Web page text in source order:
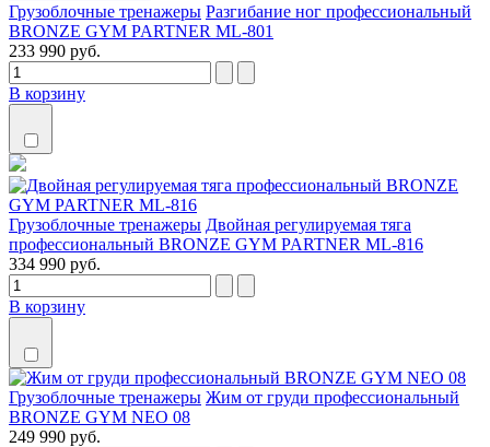
Грузоблочные тренажеры Разгибание ног профессиональный
BRONZE GYM PARTNER ML-801
233 990 руб.
В корзину
Грузоблочные тренажеры Двойная регулируемая тяга
профессиональный BRONZE GYM PARTNER ML-816
334 990 руб.
В корзину
Грузоблочные тренажеры Жим от груди профессиональный
BRONZE GYM NEO 08
249 990 руб.